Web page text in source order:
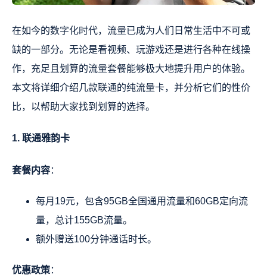
在如今的数字化时代，流量已成为人们日常生活中不可或
缺的一部分。无论是看视频、玩游戏还是进行各种在线操
作，充足且划算的流量套餐能够极大地提升用户的体验。
本文将详细介绍几款联通的纯流量卡，并分析它们的性价
比，以帮助大家找到划算的选择。
1. 联通雅韵卡
套餐内容：
每月19元，包含95GB全国通用流量和60GB定向流
量，总计155GB流量。
额外赠送100分钟通话时长。
优惠政策：